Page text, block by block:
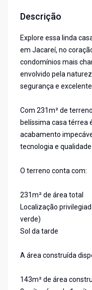
Descrição
Explore essa linda
em Jacareí, no
condomínios mais
envolvido pela
segurança e
Com 231m² de
belíssima casa térrea
acabamento
tecnologia e qualidade
O terreno conta com:
231m² de área total
Localização
verde)
Sol da tarde
A área construída
143m² de área